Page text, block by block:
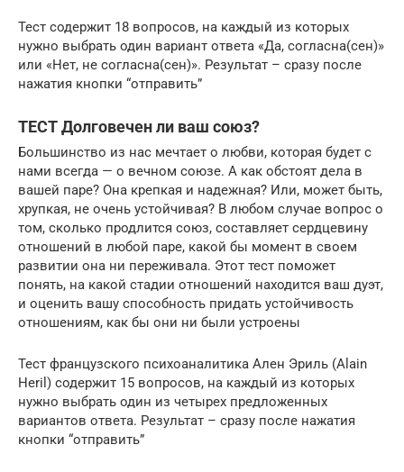
Тест содержит 18 вопросов, на каждый из которых
нужно выбрать один вариант ответа «Да, согласна(сен)»
или «Нет, не согласна(сен)». Результат – сразу после
нажатия кнопки “отправить”
ТЕСТ Долговечен ли ваш союз?
Большинство из нас мечтает о любви, которая будет с
нами всегда — о вечном союзе. А как обстоят дела в
вашей паре? Она крепкая и надежная? Или, может быть,
хрупкая, не очень устойчивая? В любом случае вопрос о
том, сколько продлится союз, составляет сердцевину
отношений в любой паре, какой бы момент в своем
развитии она ни переживала. Этот тест поможет
понять, на какой стадии отношений находится ваш дуэт,
и оценить вашу способность придать устойчивость
отношениям, как бы они ни были устроены
Тест французского психоаналитика Ален Эриль (Аlain
Heril) содержит 15 вопросов, на каждый из которых
нужно выбрать один из четырех предложенных
вариантов ответа. Результат – сразу после нажатия
кнопки “отправить”